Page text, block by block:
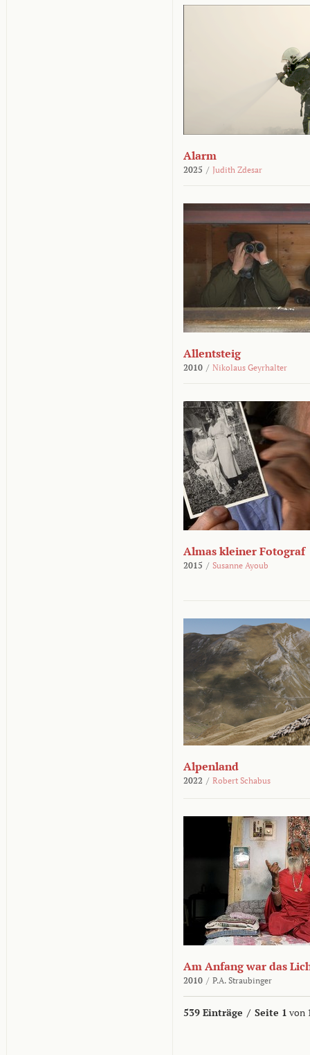
Alarm
2025 / Judith Zdesar
Allentsteig
2010 / Nikolaus Geyrhalter
Almas kleiner Fotograf
2015 / Susanne Ayoub
Alpenland
2022 / Robert Schabus
Am Anfang war das
2010 / P.A. Straubinger
539 Einträge / Seite 1 von